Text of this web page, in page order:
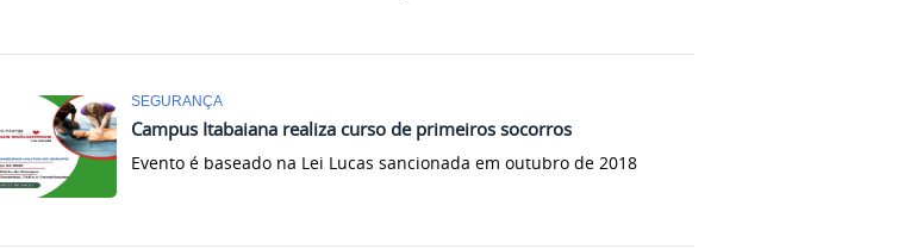
SEGURANÇA
Campus Itabaiana realiza curso de primeiros socorros
Evento é baseado na Lei Lucas sancionada em outubro de 2018